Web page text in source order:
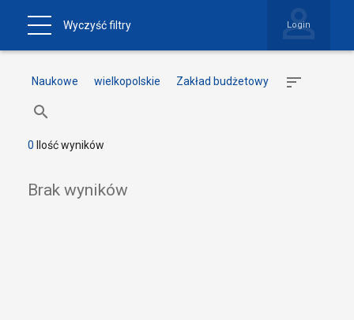
Wyczyść filtry Login
Naukowe wielkopolskie Zakład budżetowy
0 Ilość wyników
Brak wyników